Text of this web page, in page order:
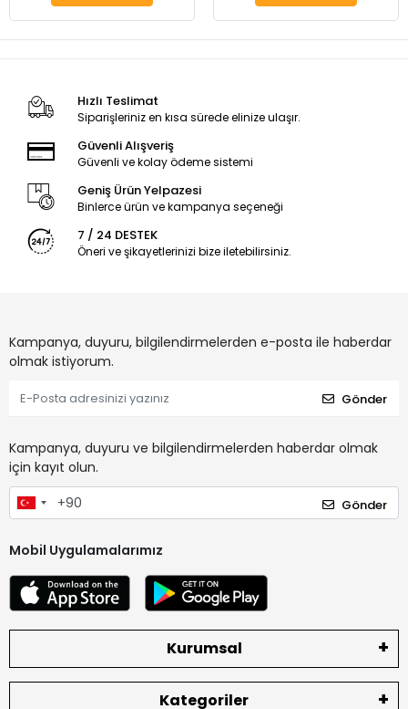
Hızlı Teslimat
Siparişleriniz en kısa sürede elinize ulaşır.
Güvenli Alışveriş
Güvenli ve kolay ödeme sistemi
Geniş Ürün Yelpazesi
Binlerce ürün ve kampanya seçeneği
7 / 24 DESTEK
Öneri ve şikayetlerinizi bize iletebilirsiniz.
Kampanya, duyuru, bilgilendirmelerden e-posta ile haberdar
olmak istiyorum.
Gönder
Kampanya, duyuru ve bilgilendirmelerden haberdar olmak
için kayıt olun.
Gönder
Mobil Uygulamalarımız
Kurumsal
Kategoriler